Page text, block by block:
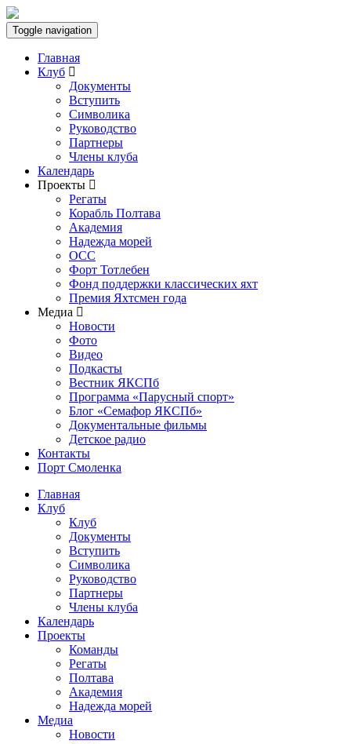
Toggle navigation
Главная
Клуб
Документы
Вступить
Символика
Руководство
Партнеры
Члены клуба
Календарь
Проекты
Регаты
Корабль Полтава
Академия
Надежда морей
ОСС
Форт Тотлебен
Фонд поддержки классических яхт
Премия Яхтсмен года
Медиа
Новости
Фото
Видео
Подкасты
Вестник ЯКСПб
Программа «Парусный спорт»
Блог «Семафор ЯКСПб»
Документальные фильмы
Детское радио
Контакты
Порт Смоленка
Главная
Клуб
Клуб
Документы
Вступить
Символика
Руководство
Партнеры
Члены клуба
Календарь
Проекты
Команды
Регаты
Полтава
Академия
Надежда морей
Медиа
Новости